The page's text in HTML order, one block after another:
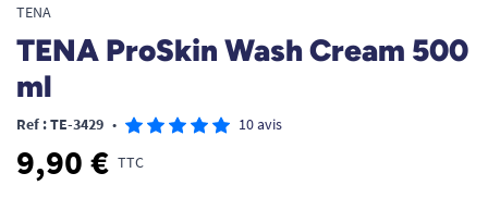
TENA
TENA ProSkin Wash Cream 500
ml
Ref : TE-3429 • 10 avis
9,90 € TTC